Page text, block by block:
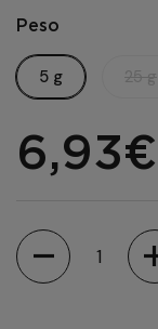
Peso
5 g 25 g
6,93€
Cantidad